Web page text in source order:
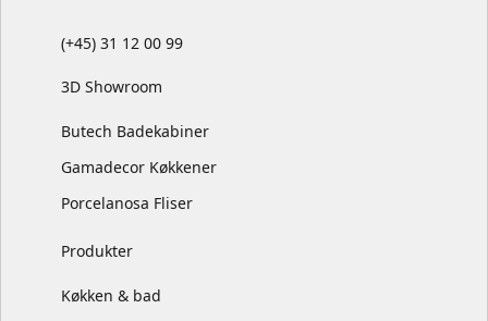
(+45) 31 12 00 99
3D Showroom
Butech Badekabiner
Gamadecor Køkkener
Porcelanosa Fliser
Produkter
Køkken & bad